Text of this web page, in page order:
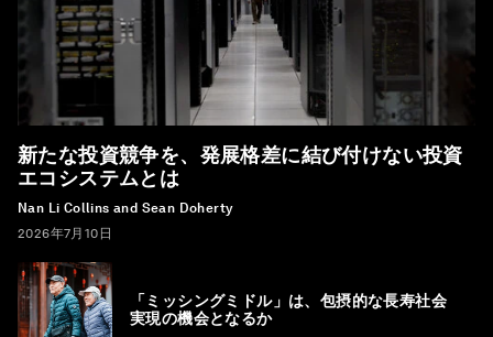
新たな投資競争を、発展格差に結び付けない投資
エコシステムとは
Nan Li Collins and Sean Doherty
2026年7月10日
「ミッシングミドル」は、包摂的な長寿社会
実現の機会となるか